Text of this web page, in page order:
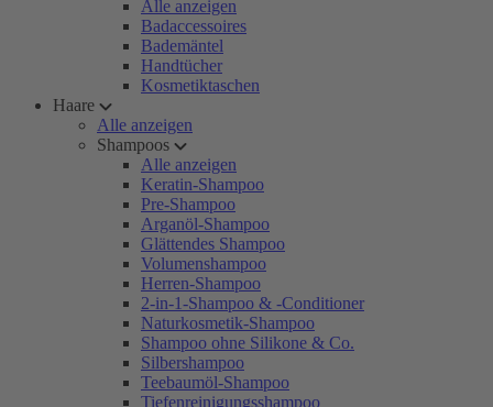
Alle anzeigen
Badaccessoires
Bademäntel
Handtücher
Kosmetiktaschen
Haare
Alle anzeigen
Shampoos
Alle anzeigen
Keratin-Shampoo
Pre-Shampoo
Arganöl-Shampoo
Glättendes Shampoo
Volumenshampoo
Herren-Shampoo
2-in-1-Shampoo & -Conditioner
Naturkosmetik-Shampoo
Shampoo ohne Silikone & Co.
Silbershampoo
Teebaumöl-Shampoo
Tiefenreinigungsshampoo